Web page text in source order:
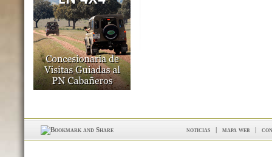
noticias | mapa web |